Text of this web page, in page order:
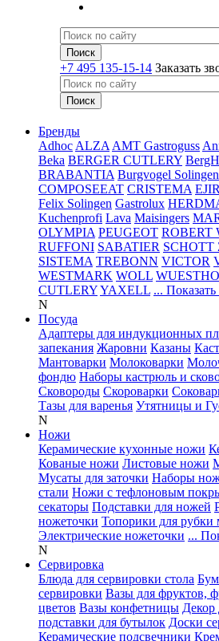
+7 495 135-15-14 Заказать
Бренды
Adhoc ALZA AMT Gastroguss
Beka BERGER CUTLERY
BRABANTIA Burgvogel Solingen
COMPOSEEAT CRISTEMA
Felix Solingen Gastrolux
Kuchenprofi Lava Maisingers
OLYMPIA PEUGEOT ROBERT
RUFFONI SABATIER SCHOTT
SISTEMA TREBONN VICTOR
WESTMARK WOLL
CUTLERYYAXELL ... Показать
N
Посуда
Адаптеры для индукционных
запекания Жаровни Казаны
Мантоварки Молоковарки
фондю Наборы кастрюль и
Сковороды Скороварки
Тазы для варенья Утятницы и
N
Ножи
Керамические кухонные ножи
Кованые ножи Листовые ножи
Мусаты для заточки Наборы
стали Ножи с тефлоновым
секаторы Подставки для ножей
ножеточки Топорики для рубки
Электрические ножеточки ...
N
Сервировка
Блюда для сервировки стола
сервировки Вазы для фруктов,
цветов Вазы конфетницы Декор
подставки для бутылок Доски
Керамические подсвечники